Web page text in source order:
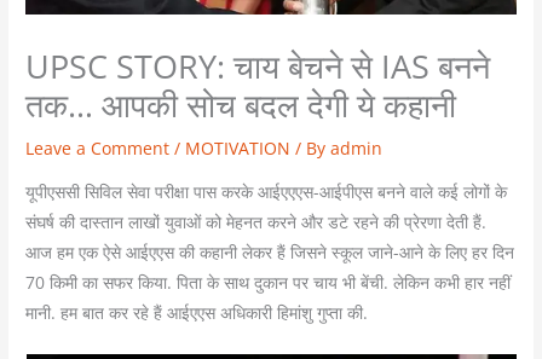
UPSC STORY: चाय बेचने से IAS बनने
तक… आपकी सोच बदल देगी ये कहानी
Leave a Comment / MOTIVATION / Byadmin
यूपीएससी सिविल सेवा परीक्षा पास करके आईएएएस-आईपीएस बनने वाले कई लोगों के
संघर्ष की दास्तान लाखों युवाओं को मेहनत करने और डटे रहने की प्रेरणा देती हैं.
आज हम एक ऐसे आईएएस की कहानी लेकर हैं जिसने स्कूल जाने-आने के लिए हर दिन
70 किमी का सफर किया. पिता के साथ दुकान पर चाय भी बेंची. लेकिन कभी हार नहीं
मानी. हम बात कर रहे हैं आईएएस अधिकारी हिमांशु गुप्ता की.